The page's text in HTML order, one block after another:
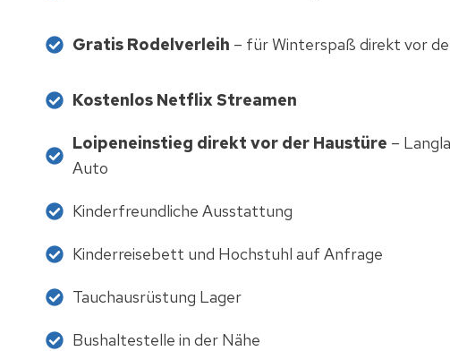
Gratis Rodelverleih – für Winterspaß direkt vor
Kostenlos Netflix Streamen
Loipeneinstieg direkt vor der Haustüre –
Auto
Kinderfreundliche Ausstattung
Kinderreisebett und Hochstuhl auf Anfrage
Tauchausrüstung Lager
Bushaltestelle in der Nähe